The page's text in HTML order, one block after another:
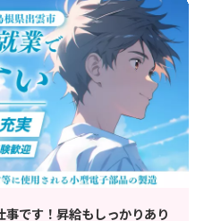
です！昇給もしっかりあり